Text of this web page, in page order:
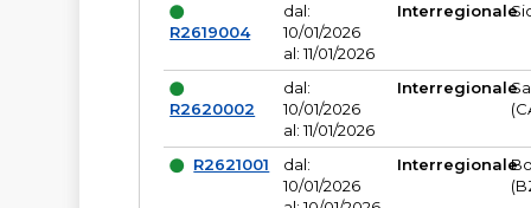
R2619004
dal:
10/01/2026
al: 11/01/2026
Interregionale
R2620002
dal:
10/01/2026
al: 11/01/2026
Interregionale
R2621001
dal:
10/01/2026
Interregionale